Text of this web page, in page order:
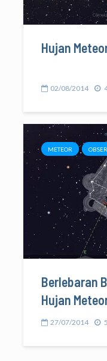
Hujan
02/08/2014
METEOR
Berlebaran
Hujan
27/07/2014